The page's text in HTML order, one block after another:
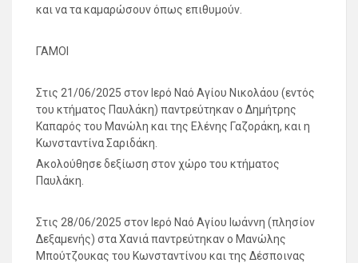
και να τα καμαρώσουν όπως επιθυμούν.
ΓΑΜΟΙ
Στις 21/06/2025 στον Ιερό Ναό Αγίου Νικολάου (εντός
του κτήματος Παυλάκη) παντρεύτηκαν ο Δημήτρης
Καπαρός του Μανώλη και της Ελένης Γαζοράκη, και η
Κωνσταντίνα Σαριδάκη.
Ακολούθησε δεξίωση στον χώρο του κτήματος
Παυλάκη.
Στις 28/06/2025 στον Ιερό Ναό Αγίου Ιωάννη (πλησίον
Δεξαμενής) στα Χανιά παντρεύτηκαν ο Μανώλης
Μπούτζουκας του Κωνσταντίνου και της Δέσποινας